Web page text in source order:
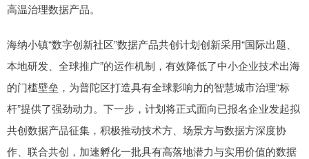
高温治理数据产品。
海纳小镇“数字创新社区”数据产品共创计划创新采用“国际出题、
本地研发、全球推广”的运作机制，有效降低了中小企业技术出海
的门槛壁垒，为普陀区打造具有全球影响力的智慧城市治理“标
杆”提供了强劲动力。下一步，计划将正式面向已报名企业发起拟
共创数据产品征集，积极推动技术方、场景方与数据方深度协
作、联合共创，加速孵化一批具有高落地潜力与实用价值的数据